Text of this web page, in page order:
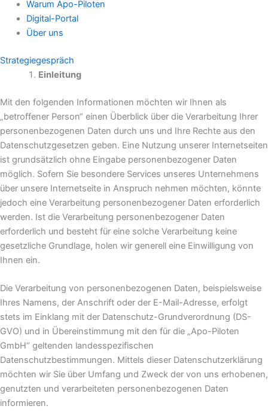
Warum Apo-Piloten
Digital-Portal
Über uns
Strategiegespräch
Einleitung
Mit den folgenden Informationen möchten wir Ihnen als
„betroffener Person“ einen Überblick über die Verarbeitung Ihrer
personenbezogenen Daten durch uns und Ihre Rechte aus den
Datenschutzgesetzen geben. Eine Nutzung unserer Internetseiten
ist grundsätzlich ohne Eingabe personenbezogener Daten
möglich. Sofern Sie besondere Services unseres Unternehmens
über unsere Internetseite in Anspruch nehmen möchten, könnte
jedoch eine Verarbeitung personenbezogener Daten erforderlich
werden. Ist die Verarbeitung personenbezogener Daten
erforderlich und besteht für eine solche Verarbeitung keine
gesetzliche Grundlage, holen wir generell eine Einwilligung von
Ihnen ein.
Die Verarbeitung von personenbezogenen Daten, beispielsweise
Ihres Namens, der Anschrift oder der E-Mail-Adresse, erfolgt
stets im Einklang mit der Datenschutz-Grundverordnung (DS-
GVO) und in Übereinstimmung mit den für die „Apo-Piloten
GmbH“ geltenden landesspezifischen
Datenschutzbestimmungen. Mittels dieser Datenschutzerklärung
möchten wir Sie über Umfang und Zweck der von uns erhobenen,
genutzten und verarbeiteten personenbezogenen Daten
informieren.